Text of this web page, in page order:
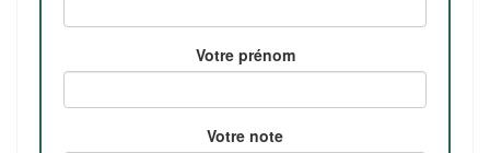
Votre prénom
Votre note